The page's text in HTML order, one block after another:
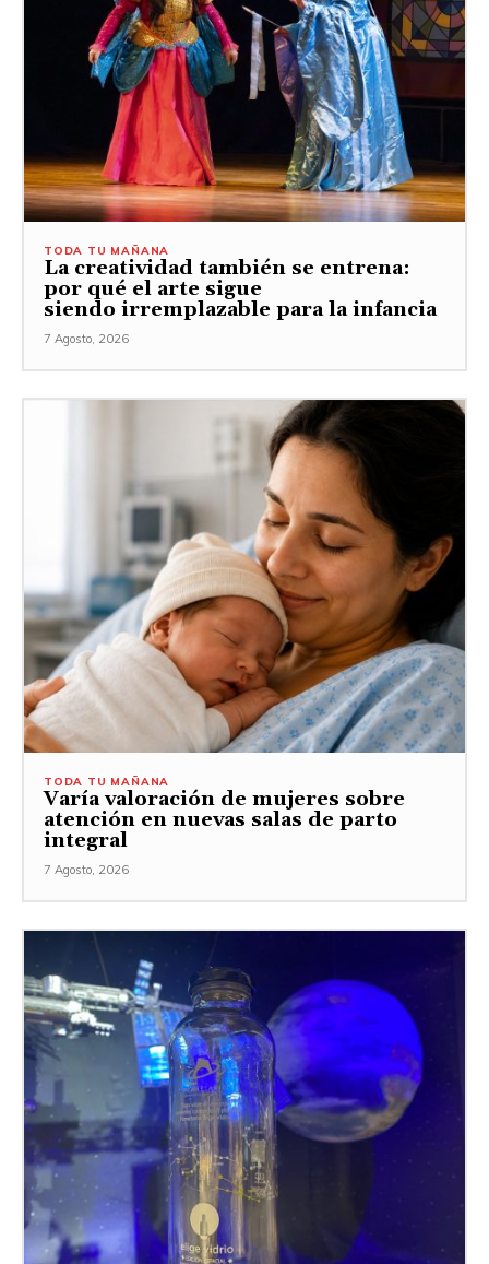
TODA TU MAÑANA
La creatividad también se entrena:
por qué el arte sigue
siendo irremplazable para la infancia
7 Agosto, 2026
TODA TU MAÑANA
Varía valoración de mujeres sobre
atención en nuevas salas de parto
integral
7 Agosto, 2026